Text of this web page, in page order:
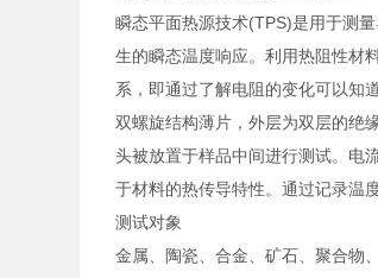
瞬态平面热源技术(TPS)是用于测
生的瞬态温度响应。利用热阻性材
系，即通过了解电阻的变化可以知
双螺旋结构薄片，外层为双层的绝
头被放置于样品中间进行测试。电
于材料的热传导特性。通过记录温
测试对象
金属、陶瓷、合金、矿石、聚合物